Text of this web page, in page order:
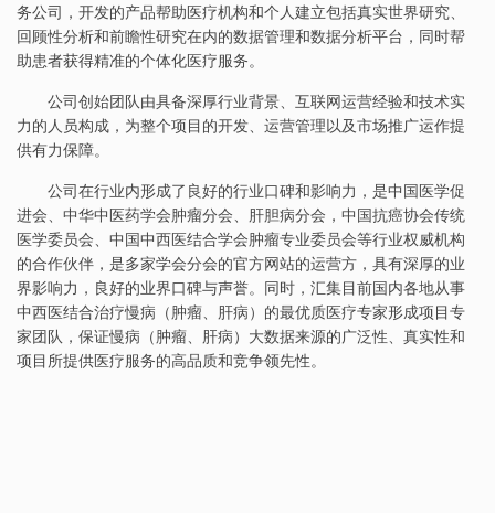
务公司，开发的产品帮助医疗机构和个人建立包括真实世界研究、
回顾性分析和前瞻性研究在内的数据管理和数据分析平台，同时帮
助患者获得精准的个体化医疗服务。
公司创始团队由具备深厚行业背景、互联网运营经验和技术实
力的人员构成，为整个项目的开发、运营管理以及市场推广运作提
供有力保障。
公司在行业内形成了良好的行业口碑和影响力，是中国医学促
进会、中华中医药学会肿瘤分会、肝胆病分会，中国抗癌协会传统
医学委员会、中国中西医结合学会肿瘤专业委员会等行业权威机构
的合作伙伴，是多家学会分会的官方网站的运营方，具有深厚的业
界影响力，良好的业界口碑与声誉。同时，汇集目前国内各地从事
中西医结合治疗慢病（肿瘤、肝病）的最优质医疗专家形成项目专
家团队，保证慢病（肿瘤、肝病）大数据来源的广泛性、真实性和
项目所提供医疗服务的高品质和竞争领先性。